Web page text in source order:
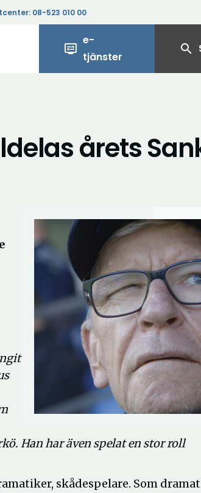
08-523 010 00
display_settings
e-
tjänster
search
årets
Han har även spelat en stor roll
skådespelare. Som